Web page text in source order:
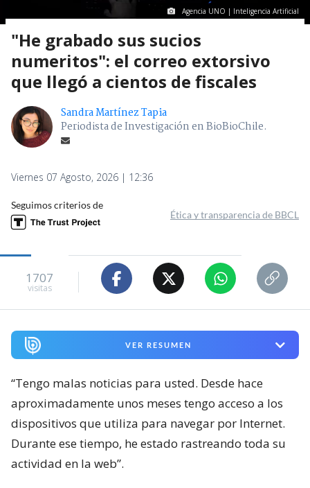
Agencia UNO | Inteligencia Artificial
"He grabado sus sucios
numeritos": el correo extorsivo
que llegó a cientos de fiscales
Sandra Martínez Tapia
Periodista de Investigación en BioBioChile.
Viernes 07 Agosto, 2026 | 12:36
Seguimos criterios de
Ética y transparencia de BBCL
1707
visitas
VER RESUMEN
“Tengo malas noticias para usted. Desde hace
aproximadamente unos meses tengo acceso a los
dispositivos que utiliza para navegar por Internet.
Durante ese tiempo, he estado rastreando toda su
actividad en la web”.